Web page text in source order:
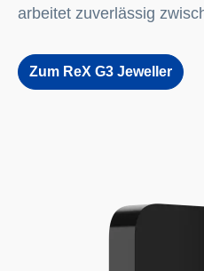
arbeitet zuverlässig
Zum ReX G3 Jeweller